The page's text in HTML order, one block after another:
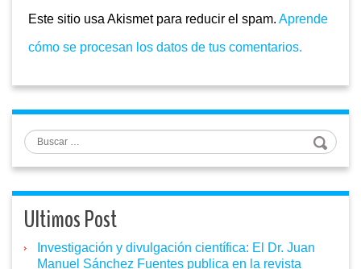
Este sitio usa Akismet para reducir el spam. Aprende
cómo se procesan los datos de tus comentarios.
Buscar
Ultimos Post
Investigación y divulgación científica: El Dr. Juan
Manuel Sánchez Fuentes publica en la revista